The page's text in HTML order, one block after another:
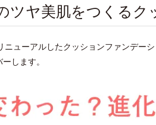
ツヤ美肌をつくる
ューアルしたクッションファンデー
します。